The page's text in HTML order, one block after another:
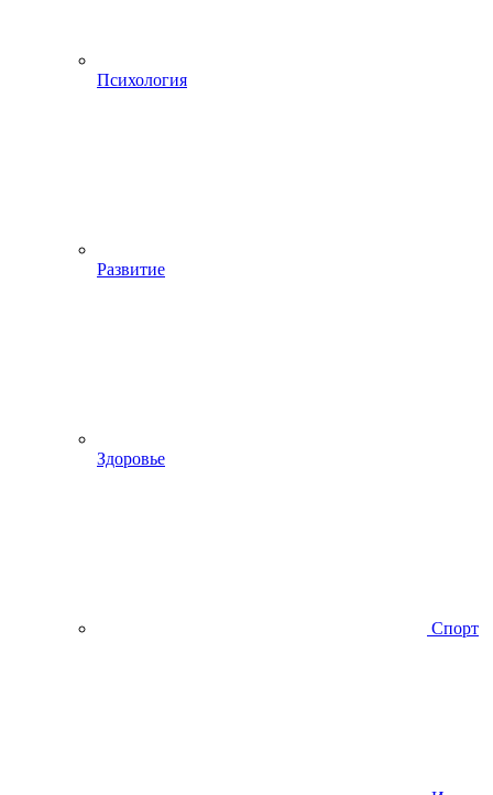
Психология
Развитие
Здоровье
Спорт